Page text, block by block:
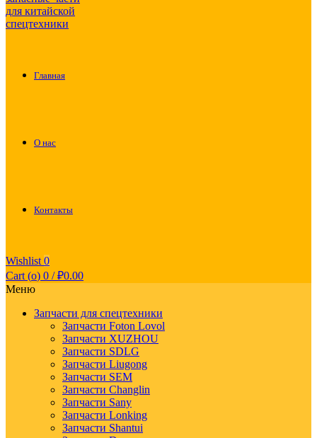
Главная
О нас
Контакты
Wishlist 0
Cart (o) 0 / ₽0.00
Меню
Запчасти для спецтехники
Запчасти Foton Lovol
Запчасти XUZHOU
Запчасти SDLG
Запчасти Liugong
Запчасти SEM
Запчасти Changlin
Запчасти Sany
Запчасти Lonking
Запчасти Shantui